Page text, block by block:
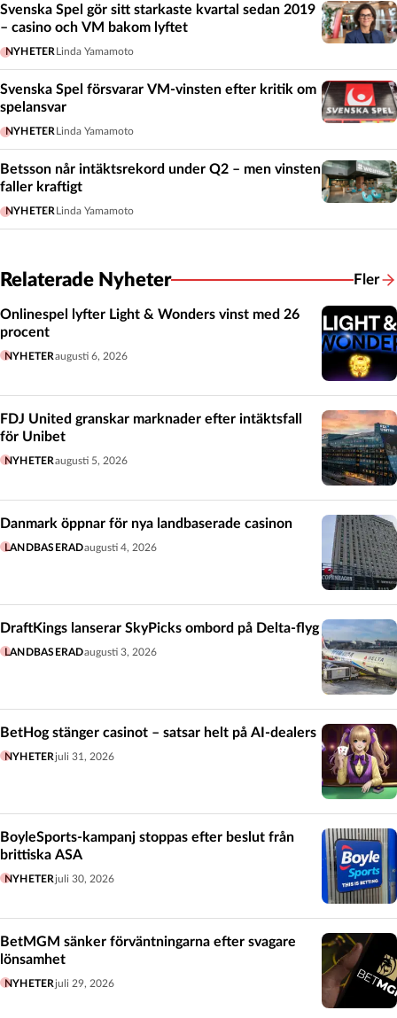
Svenska Spel gör sitt starkaste kvartal sedan 2019
– casino och VM bakom lyftet
NYHETER Linda Yamamoto
Svenska Spel försvarar VM-vinsten efter kritik om
spelansvar
NYHETER Linda Yamamoto
Betsson når intäktsrekord under Q2 – men vinsten
faller kraftigt
NYHETER Linda Yamamoto
Relaterade Nyheter Fler
Onlinespel lyfter Light & Wonders vinst med 26
procent
NYHETERaugusti 6, 2026
FDJ United granskar marknader efter intäktsfall
för Unibet
NYHETERaugusti 5, 2026
Danmark öppnar för nya landbaserade casinon
LANDBASERADaugusti 4, 2026
DraftKings lanserar SkyPicks ombord på Delta-flyg
LANDBASERADaugusti 3, 2026
BetHog stänger casinot – satsar helt på AI-dealers
NYHETER juli 31, 2026
BoyleSports-kampanj stoppas efter beslut från
brittiska ASA
NYHETER juli 30, 2026
BetMGM sänker förväntningarna efter svagare
lönsamhet
NYHETER juli 29, 2026